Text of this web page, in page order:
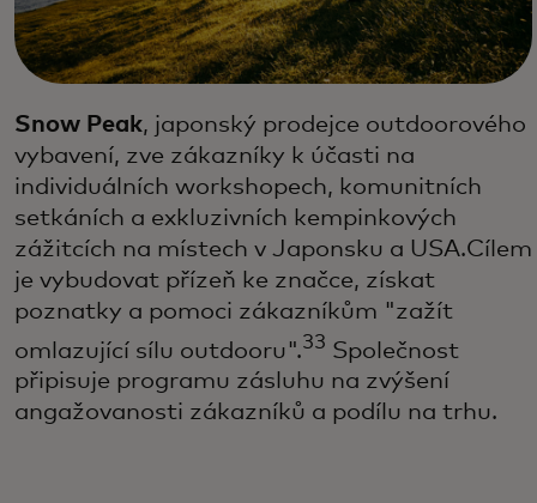
Snow Peak, japonský prodejce outdoorového
vybavení, zve zákazníky k účasti na
individuálních workshopech, komunitních
setkáních a exkluzivních kempinkových
zážitcích na místech v Japonsku a USA.Cílem
je vybudovat přízeň ke značce, získat
poznatky a pomoci zákazníkům "zažít
omlazující sílu outdooru".33 Společnost
připisuje programu zásluhu na zvýšení
angažovanosti zákazníků a podílu na trhu.